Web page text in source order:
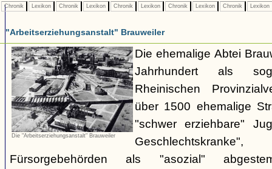
Chronik Lexikon Chronik Lexikon Chronik Lexikon Chronik Lexikon Chronik Lexikon
"Arbeitserziehungsanstalt" Brauweiler
Die "Arbeitserziehungsanstalt" Brauweiler
Die ehemalige Abtei
Jahrhundert als
Rheinischen
über 1500 ehemalige
"schwer erziehbare"
Fürsorgebehörden als "asozial"